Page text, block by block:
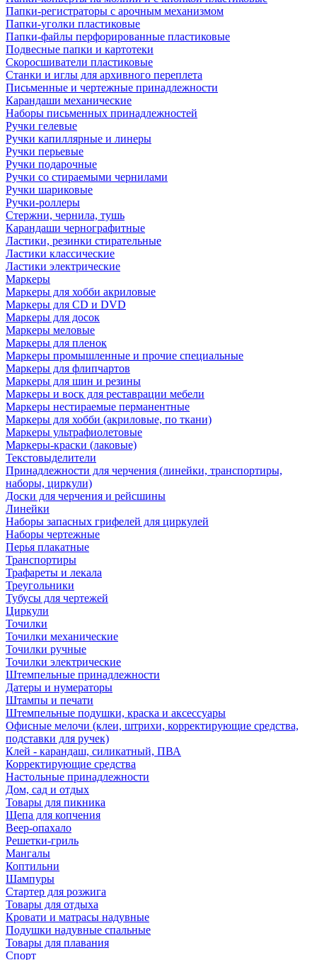
Папки-регистраторы с арочным механизмом
Папки-уголки пластиковые
Папки-файлы перфорированные пластиковые
Подвесные папки и картотеки
Скоросшиватели пластиковые
Станки и иглы для архивного переплета
Письменные и чертежные принадлежности
Карандаши механические
Наборы письменных принадлежностей
Ручки гелевые
Ручки капиллярные и линеры
Ручки перьевые
Ручки подарочные
Ручки со стираемыми чернилами
Ручки шариковые
Ручки-роллеры
Стержни, чернила, тушь
Карандаши чернографитные
Ластики, резинки стирательные
Ластики классические
Ластики электрические
Маркеры
Маркеры для хобби акриловые
Маркеры для CD и DVD
Маркеры для досок
Маркеры меловые
Маркеры для пленок
Маркеры промышленные и прочие специальные
Маркеры для флипчартов
Маркеры для шин и резины
Маркеры и воск для реставрации мебели
Маркеры нестираемые перманентные
Маркеры для хобби (акриловые, по ткани)
Маркеры ультрафиолетовые
Маркеры-краски (лаковые)
Текстовыделители
Принадлежности для черчения (линейки, транспортиры,
наборы, циркули)
Доски для черчения и рейсшины
Линейки
Наборы запасных грифелей для циркулей
Наборы чертежные
Перья плакатные
Транспортиры
Трафареты и лекала
Треугольники
Тубусы для чертежей
Циркули
Точилки
Точилки механические
Точилки ручные
Точилки электрические
Штемпельные принадлежности
Датеры и нумераторы
Штампы и печати
Штемпельные подушки, краска и аксессуары
Офисные мелочи (клеи, штрихи, корректирующие средства,
подставки для ручек)
Клей - карандаш, силикатный, ПВА
Корректирующие средства
Настольные принадлежности
Дом, сад и отдых
Товары для пикника
Щепа для копчения
Веер-опахало
Решетки-гриль
Мангалы
Коптильни
Шампуры
Стартер для розжига
Товары для отдыха
Кровати и матрасы надувные
Подушки надувные спальные
Товары для плавания
Спорт